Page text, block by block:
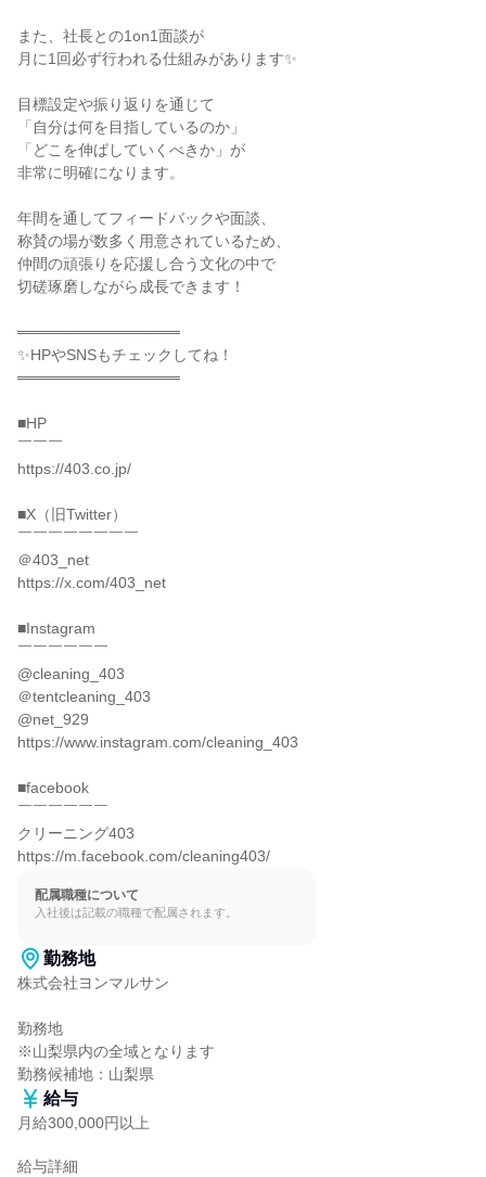
また、社長との1on1面談が
月に1回必ず行われる仕組みがあります✨
目標設定や振り返りを通じて
「自分は何を目指しているのか」
「どこを伸ばしていくべきか」が
非常に明確になります。
年間を通してフィードバックや面談、
称賛の場が数多く用意されているため、
仲間の頑張りを応援し合う文化の中で
切磋琢磨しながら成長できます！
═══════════════
✨HPやSNSもチェックしてね！
═══════════════
■HP
￣￣￣
https://403.co.jp/
■X（旧Twitter）
￣￣￣￣￣￣￣￣
＠403_net
https://x.com/403_net
■Instagram
￣￣￣￣￣￣
@cleaning_403
＠tentcleaning_403
@net_929
https://www.instagram.com/cleaning_403
■facebook
￣￣￣￣￣￣
クリーニング403
https://m.facebook.com/cleaning403/
配属職種について
入社後は記載の職種で配属されます。
勤務地
株式会社ヨンマルサン
勤務地
※山梨県内の全域となります
勤務候補地：山梨県
給与
月給300,000円以上
給与詳細